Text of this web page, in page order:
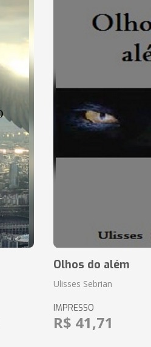
Olhos do além
Ulisses Sebrian
IMPRESSO
R$ 41,71